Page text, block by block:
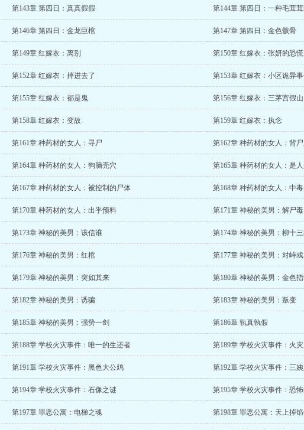
第143章 第四日：真真假假 第144章 第四日：一种毛茸
第146章 第四日：金龙巨棺 第147章 第四日：金色骸骨
第149章 红嫁衣：离别 第150章 红嫁衣：张妍的恐慌
第152章 红嫁衣：摔进去了 第153章 红嫁衣：小区诡异
第155章 红嫁衣：都是鬼 第156章 红嫁衣：三茅宫假山
第158章 红嫁衣：变故 第159章 红嫁衣：执念
第161章 种药材的女人：寻尸 第162章 种药材的女人：背尸
第164章 种药材的女人：狗脑壳穴 第165章 种药材的女人：是
第167章 种药材的女人：被控制的尸体 第168章 种药材的女人：中毒
第170章 种药材的女人：出乎预料 第171章 神秘的美男：解尸毒
第173章 神秘的美男：该信谁 第174章 神秘的美男：柳十
第176章 神秘的美男：红棺 第177章 神秘的美男：对峙
第179章 神秘的美男：突如其来 第180章 神秘的美男：金色
第182章 神秘的美男：诱骗 第183章 神秘的美男：叛变
第185章 神秘的美男：强势一剑 第186章 孰真孰假
第188章 学校火灾事件：唯一的生还者 第189章 学校火灾事件：火灾
第191章 学校火灾事件：黑色大公鸡 第192章 学校火灾事件：三
第194章 学校火灾事件：石像之谜 第195章 学校火灾事件：恐
第197章 罪恶公寓：电梯之魂 第198章 罪恶公寓：天上掉